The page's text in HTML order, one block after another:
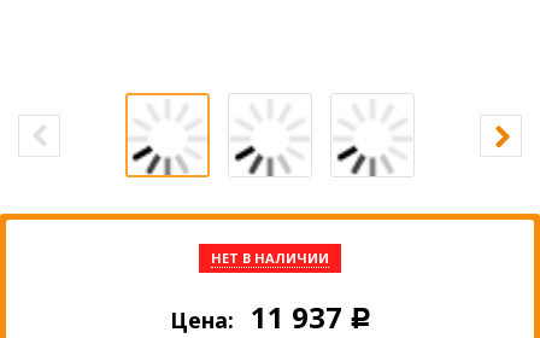
НЕТ В НАЛИЧИИ
Цена: 11 937 Р